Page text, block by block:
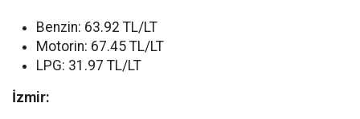
Benzin: 63.92 TL/LT
Motorin: 67.45 TL/LT
LPG: 31.97 TL/LT
İzmir: